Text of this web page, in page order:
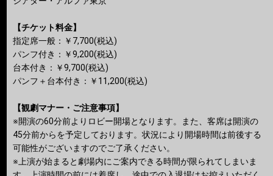
【チケット料金】
指定席一般：￥7,700(税込)
パンフ付き：￥9,200(税込)
台本付き：￥9,700(税込)
パンフ＋台本付き：￥11,200(税込)
【観劇マナー・ご注意事項】
※開演の60分前よりロビー開場となります。また、客席は開演の
45分前からを予定しております。状況により開場時間は前後する
可能性がございますのでご了承ください。
※上演が始まると劇場内にご案内できる時間が限られてしまいま